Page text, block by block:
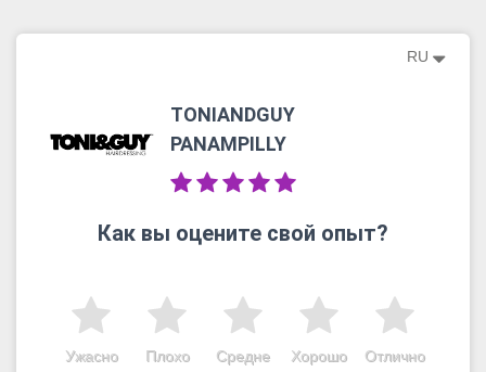
RU
TONIANDGUY
PANAMPILLY
Как вы оцените свой опыт?
Отлично
Хорошо
Средне
Плохо
Ужасно